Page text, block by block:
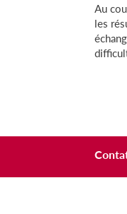
Au
les